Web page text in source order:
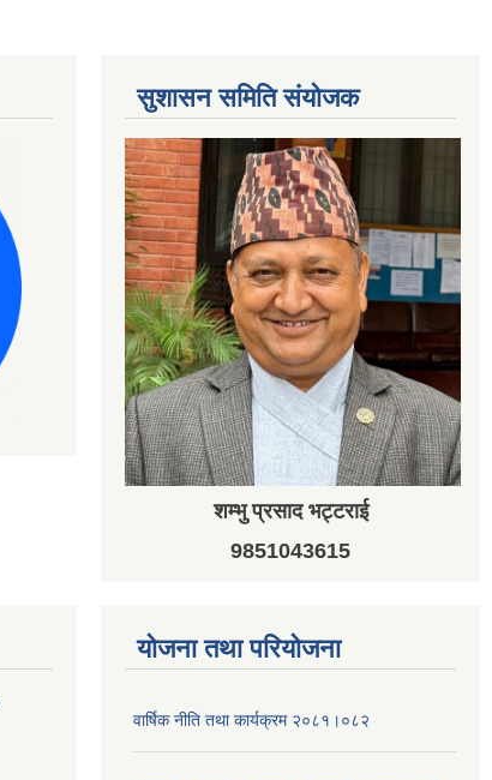
सुशासन समिति संयोजक
शम्भु प्रसाद भट्टराई
9851043615
योजना तथा परियोजना
वार्षिक नीति तथा कार्यक्रम २०८१।०८२